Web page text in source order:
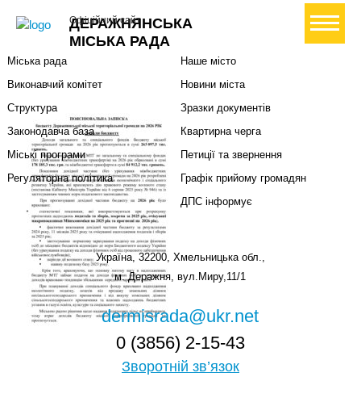
ДЕРАЖНЯНСЬКА
МІСЬКА РАДА
Офіційний сайт+ Створити петицію
Міський голова
Міська рада
Виконавчий комітет
Структура
Законодавча база
Міські програми
Регуляторна політика
Наше місто
Новини міста
Зразки документів
Квартирна черга
Петиції та звернення
Графік прийому громадян
ДПС інформує
Україна, 32200, Хмельницька обл.,
м. Деражня, вул.Миру,11/1
dermisrada@ukr.net
0 (3856) 2-15-43
Зворотній зв’язок